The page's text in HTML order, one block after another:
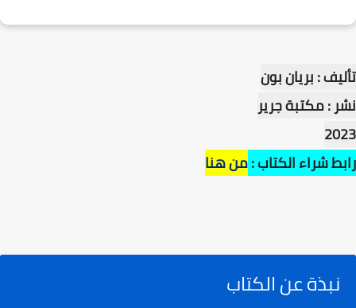
تأليف : بريان بون
نشر : مكتبة جرير
2023
رابط شراء الكتاب :من هنا
نبذة عن الكتاب